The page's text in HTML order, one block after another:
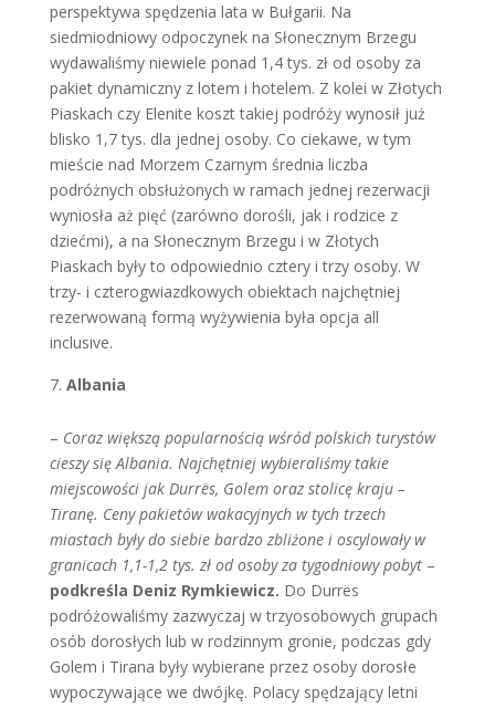
perspektywa spędzenia lata w Bułgarii. Na
siedmiodniowy odpoczynek na Słonecznym Brzegu
wydawaliśmy niewiele ponad 1,4 tys. zł od osoby za
pakiet dynamiczny z lotem i hotelem. Z kolei w Złotych
Piaskach czy Elenite koszt takiej podróży wynosił już
blisko 1,7 tys. dla jednej osoby. Co ciekawe, w tym
mieście nad Morzem Czarnym średnia liczba
podróżnych obsłużonych w ramach jednej rezerwacji
wyniosła aż pięć (zarówno dorośli, jak i rodzice z
dziećmi), a na Słonecznym Brzegu i w Złotych
Piaskach były to odpowiednio cztery i trzy osoby. W
trzy- i czterogwiazdkowych obiektach najchętniej
rezerwowaną formą wyżywienia była opcja all
inclusive.
Albania
– Coraz większą popularnością wśród polskich turystów
cieszy się Albania. Najchętniej wybieraliśmy takie
miejscowości jak Durrës, Golem oraz stolicę kraju –
Tiranę. Ceny pakietów wakacyjnych w tych trzech
miastach były do siebie bardzo zbliżone i oscylowały w
granicach 1,1-1,2 tys. zł od osoby za tygodniowy pobyt–
podkreśla Deniz Rymkiewicz. Do Durrës
podróżowaliśmy zazwyczaj w trzyosobowych grupach
osób dorosłych lub w rodzinnym gronie, podczas gdy
Golem i Tirana były wybierane przez osoby dorosłe
wypoczywające we dwójkę. Polacy spędzający letni